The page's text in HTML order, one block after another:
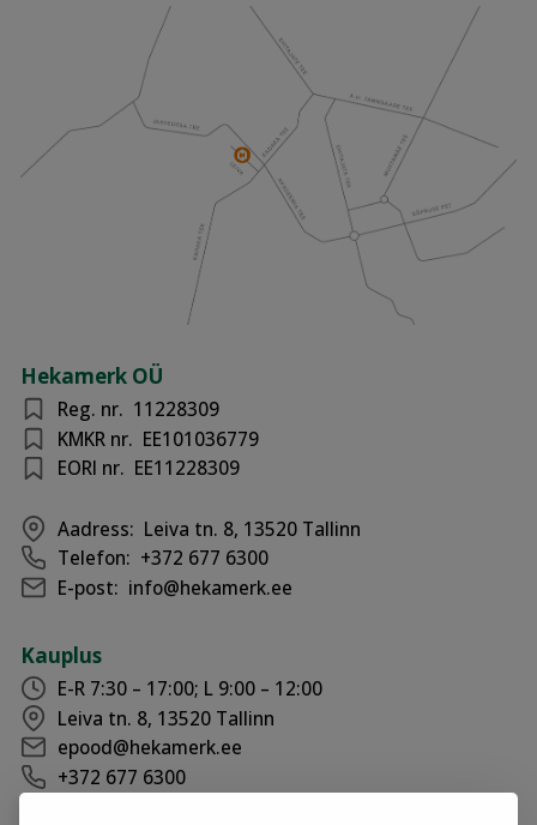
Hekamerk OÜ
Reg. nr. 11228309
KMKR nr. EE101036779
EORI nr. EE11228309
Aadress: Leiva tn. 8, 13520 Tallinn
Telefon: +372 677 6300
E-post: info@hekamerk.ee
Kauplus
E-R 7:30 – 17:00; L 9:00 – 12:00
Leiva tn. 8, 13520 Tallinn
epood@hekamerk.ee
+372 677 6300